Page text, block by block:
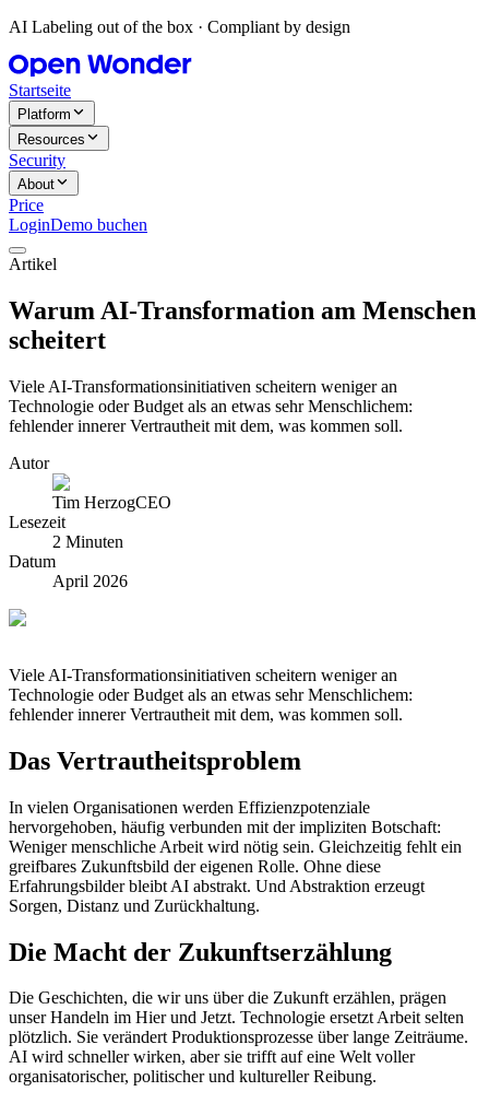
AI Labeling out of the box · Compliant by design
Startseite
Platform
Resources
Security
About
Price
LoginDemo buchen
Artikel
Warum AI-Transformation am Menschen
scheitert
Viele AI-Transformationsinitiativen scheitern weniger an
Technologie oder Budget als an etwas sehr Menschlichem:
fehlender innerer Vertrautheit mit dem, was kommen soll.
Autor
Tim HerzogCEO
Lesezeit
2 Minuten
Datum
April 2026
Viele AI-Transformationsinitiativen scheitern weniger an
Technologie oder Budget als an etwas sehr Menschlichem:
fehlender innerer Vertrautheit mit dem, was kommen soll.
Das Vertrautheitsproblem
In vielen Organisationen werden Effizienzpotenziale
hervorgehoben, häufig verbunden mit der impliziten Botschaft:
Weniger menschliche Arbeit wird nötig sein. Gleichzeitig fehlt ein
greifbares Zukunftsbild der eigenen Rolle. Ohne diese
Erfahrungsbilder bleibt AI abstrakt. Und Abstraktion erzeugt
Sorgen, Distanz und Zurückhaltung.
Die Macht der Zukunftserzählung
Die Geschichten, die wir uns über die Zukunft erzählen, prägen
unser Handeln im Hier und Jetzt. Technologie ersetzt Arbeit selten
plötzlich. Sie verändert Produktionsprozesse über lange Zeiträume.
AI wird schneller wirken, aber sie trifft auf eine Welt voller
organisatorischer, politischer und kultureller Reibung.